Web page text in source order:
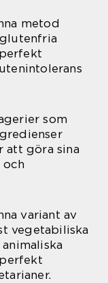
metod
som
att göra sina
och
variant av
vegetabiliska